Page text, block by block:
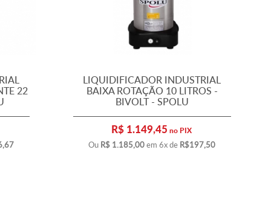
22
LIQUIDIFICADOR INDUSTRIAL
BAIXA ROTAÇÃO 10 LITROS -
BIVOLT - SPOLU
R$ 1.149,45 no PIX
Ou R$ 1.185,00em 6x de R$197,50